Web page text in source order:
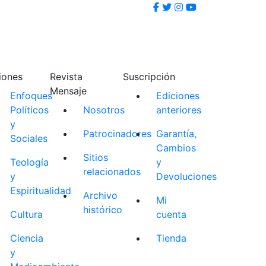
Enfoques
Políticos
y
Sociales
Teología
y
Espiritualidad
Cultura
Ciencia
y
Revista
Mensaje
Nosotros
Patrocinadores
Sitios
relacionados
Archivo
histórico
Suscripción
Ediciones
anteriores
Garantía,
Cambios
y
Devoluciones
Mi
cuenta
Tienda